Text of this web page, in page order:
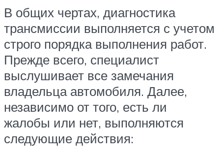
В общих чертах, диагностика
трансмиссии выполняется с учетом
строго порядка выполнения работ.
Прежде всего, специалист
выслушивает все замечания
владельца автомобиля. Далее,
независимо от того, есть ли
жалобы или нет, выполняются
следующие действия: